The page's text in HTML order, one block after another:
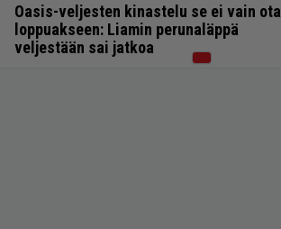
Oasis-veljesten kinastelu se ei vain ota
loppuakseen: Liamin perunaläppä
veljestään sai jatkoa